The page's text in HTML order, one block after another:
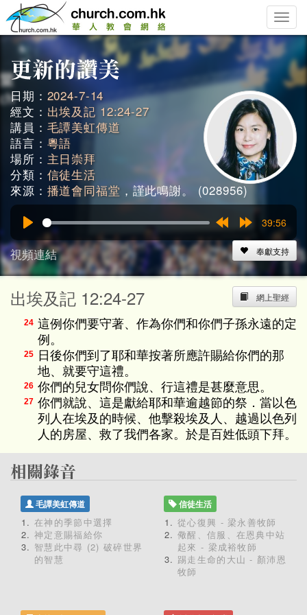
Toggle
日期： 2024-7-14
經文： 出埃及記 12:24-27
講員： 毛譚美虹傳道
語言： 粵語
場所： 主日崇拜
分類： 信徒生活
來源： 播道會同福堂 ，謹此鳴謝。 (028956)
Play
15s
Forward
15s
39:56
視頻連結 奉獻支持
網上聖經
出埃及記 12:24-27
24 這例你們要守著、作為你們和你們子孫永遠的定
例。
25
日後你們到了耶和華按著所應許賜給你們的那
地、就要守這禮。
26 你們的兒女問你們說、行這禮是甚麼意思。
27 你們就說、這是獻給耶和華逾越節的祭．當以色
列人在埃及的時候、他擊殺埃及人、越過以色列
人的房屋、救了我們各家。於是百姓低頭下拜。
毛譚美虹傳道
在神的季節中選擇
神定意賜福給你
智慧此中尋 (2) 破碎世界
的智慧
信徒生活
從心復興 - 梁永善牧師
儆醒、信服、在恩典中站
起來 - 梁成裕牧師
踢走生命的大山 - 顏沛恩
牧師